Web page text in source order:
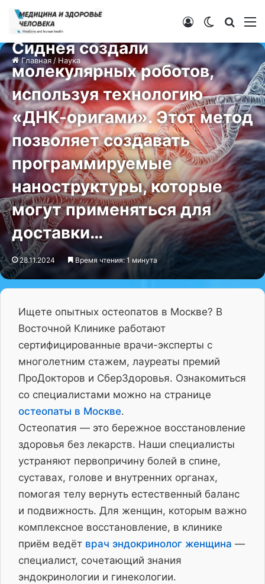
Switch skin
Войти
Главная/ Наука
Ученые из Университета
Сиднея создали
молекулярных роботов,
используя технологию
«ДНК-оригами». Этот метод
позволяет создавать
программируемые
наноструктуры, которые
могут применяться для
доставки…
28.11.2024 Время чтения: 1 минута
Ищете опытных остеопатов в Москве? В
Восточной Клинике работают
сертифицированные врачи-эксперты с
многолетним стажем, лауреаты премий
ПроДокторов и СберЗдоровья. Ознакомиться
со специалистами можно на странице
остеопаты в Москве.
Остеопатия — это бережное восстановление
здоровья без лекарств. Наши специалисты
устраняют первопричину болей в спине,
суставах, голове и внутренних органах,
помогая телу вернуть естественный баланс
и подвижность. Для женщин, которым важно
комплексное восстановление, в клинике
приём ведёт врач эндокринолог женщина —
специалист, сочетающий знания
эндокринологии и гинекологии.